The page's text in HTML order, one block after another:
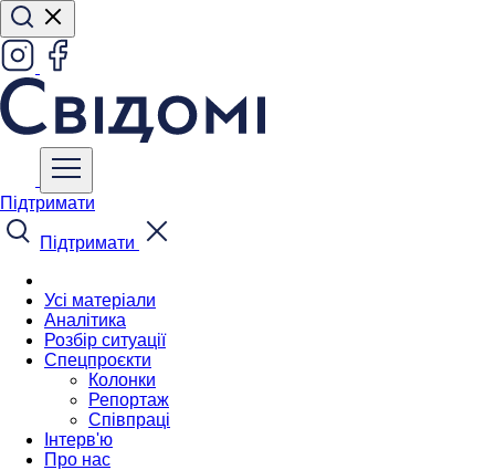
Підтримати
Підтримати
Усі матеріали
Аналітика
Розбір ситуації
Спецпроєкти
Колонки
Репортаж
Співпраці
Інтерв'ю
Про нас